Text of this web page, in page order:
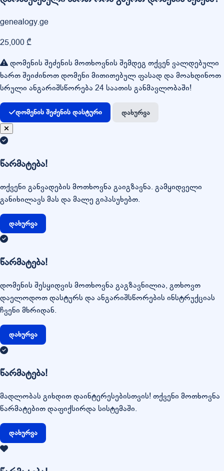
genealogy.ge
25,000 ₾
დომენის შეძენის მოთხოვნის შემდეგ თქვენ ვალდებული
ხართ შეიძინოთ დომენი მითითებულ ფასად და მოახდინოთ
სრული ანგარიშსწორება 24 საათის განმავლობაში!
დომენის შეძენის დასტური დახურვა
წარმატება!
თქვენი განვადების მოთხოვნა გაიგზავნა. გამყიდველი
განიხილავს მას და მალე გიპასუხებთ.
დახურვა
წარმატება!
დომენის შესყიდვის მოთხოვნა გაგზავნილია, გთხოვთ
დაელოდოთ დასტურს და ანგარიშსწორების ინსტრუქციას
ჩვენი მხრიდან.
დახურვა
წარმატება!
მადლობას გიხდით დაინტერესებისთვის! თქვენი მოთხოვნა
წარმატებით დაფიქსირდა სისტემაში.
დახურვა